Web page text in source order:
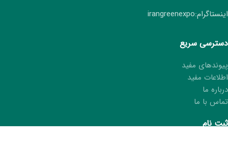
اینستاگرام:irangreenexpo
دسترسی سریع
پیوندهای مفید
اطلاعات مفید
درباره ما
تماس با ما
ثبت نام